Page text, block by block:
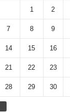
1 2
7 8 9
14 15 16
21 22 23
28 29 30